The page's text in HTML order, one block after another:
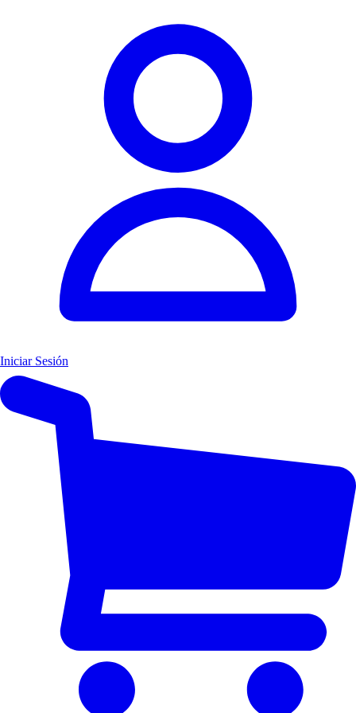
Iniciar Sesión